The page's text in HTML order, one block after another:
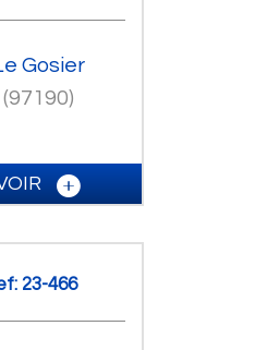
Gosier
(97190)
23-466